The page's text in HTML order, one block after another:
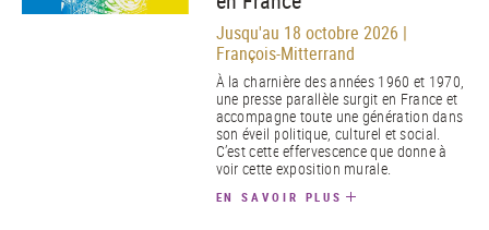
Jusqu'au 18 octobre 2026 |
François-Mitterrand
À la charnière des années 1960 et 1970,
une presse parallèle surgit en France et
accompagne toute une génération dans
son éveil politique, culturel et social.
C’est cette effervescence que donne à
voir cette exposition murale.
EN SAVOIR PLUS